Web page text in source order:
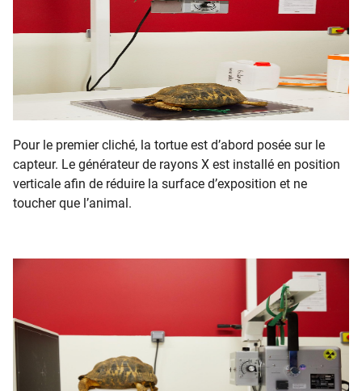
Pour le premier cliché, la tortue est d’abord posée sur le
capteur. Le générateur de rayons X est installé en position
verticale afin de réduire la surface d’exposition et ne
toucher que l’animal.